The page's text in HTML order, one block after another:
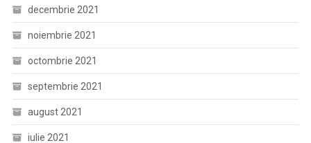
decembrie 2021
noiembrie 2021
octombrie 2021
septembrie 2021
august 2021
iulie 2021